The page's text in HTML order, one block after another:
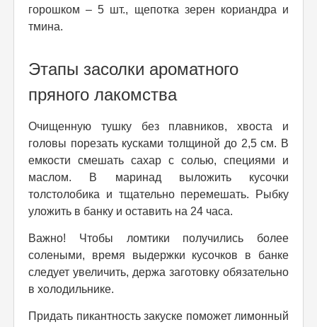
горошком – 5 шт., щепотка зерен кориандра и
тмина.
Этапы засолки ароматного
пряного лакомства
Очищенную тушку без плавников, хвоста и
головы порезать кусками толщиной до 2,5 см. В
емкости смешать сахар с солью, специями и
маслом. В маринад выложить кусочки
толстолобика и тщательно перемешать. Рыбку
уложить в банку и оставить на 24 часа.
Важно! Чтобы ломтики получились более
солеными, время выдержки кусочков в банке
следует увеличить, держа заготовку обязательно
в холодильнике.
Придать пикантность закуске поможет лимонный